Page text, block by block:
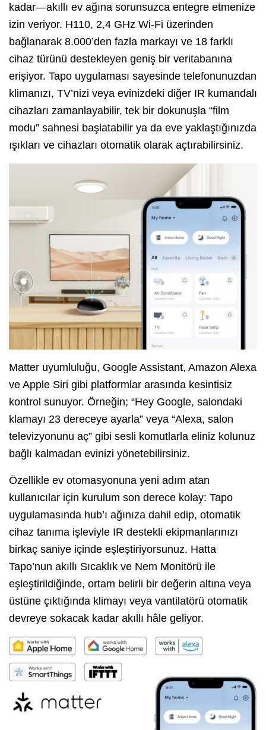
kadar—akıllı ev ağına sorunsuzca entegre etmenize
izin veriyor. H110, 2,4 GHz Wi-Fi üzerinden
bağlanarak 8.000’den fazla markayı ve 18 farklı
cihaz türünü destekleyen geniş bir veritabanına
erişiyor. Tapo uygulaması sayesinde telefonunuzdan
klimanızı, TV’nizi veya evinizdeki diğer IR kumandalı
cihazları zamanlayabilir, tek bir dokunuşla “film
modu” sahnesi başlatabilir ya da eve yaklaştığınızda
ışıkları ve cihazları otomatik olarak açtırabilirsiniz.
Matter uyumluluğu, Google Assistant, Amazon Alexa
ve Apple Siri gibi platformlar arasında kesintisiz
kontrol sunuyor. Örneğin; “Hey Google, salondaki
klamayı 23 dereceye ayarla” veya “Alexa, salon
televizyonunu aç” gibi sesli komutlarla eliniz kolunuz
bağlı kalmadan evinizi yönetebilirsiniz.
Özellikle ev otomasyonuna yeni adım atan
kullanıcılar için kurulum son derece kolay: Tapo
uygulamasında hub’ı ağınıza dahil edip, otomatik
cihaz tanıma işleviyle IR destekli ekipmanlarınızı
birkaç saniye içinde eşleştiriyorsunuz. Hatta
Tapo’nun akıllı Sıcaklık ve Nem Monitörü ile
eşleştirildiğinde, ortam belirli bir değerin altına veya
üstüne çıktığında klimayı veya vantilatörü otomatik
devreye sokacak kadar akıllı hâle geliyor.